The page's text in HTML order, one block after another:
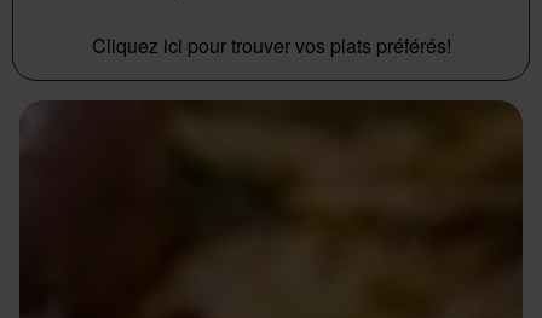
Cliquez ici pour trouver vos plats préférés!